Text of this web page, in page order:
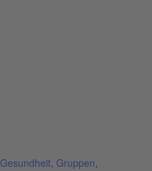
Gesundheit, Gruppen,